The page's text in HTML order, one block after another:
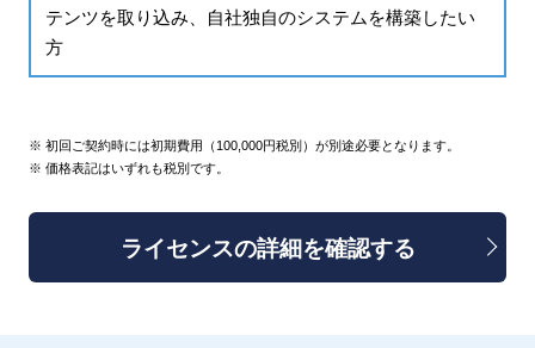
テンツを取り込み、自社独自のシステムを構築したい
方
※ 初回ご契約時には初期費用（100,000円税別）が別途必要となります。
※ 価格表記はいずれも税別です。
ライセンスの詳細を確認する